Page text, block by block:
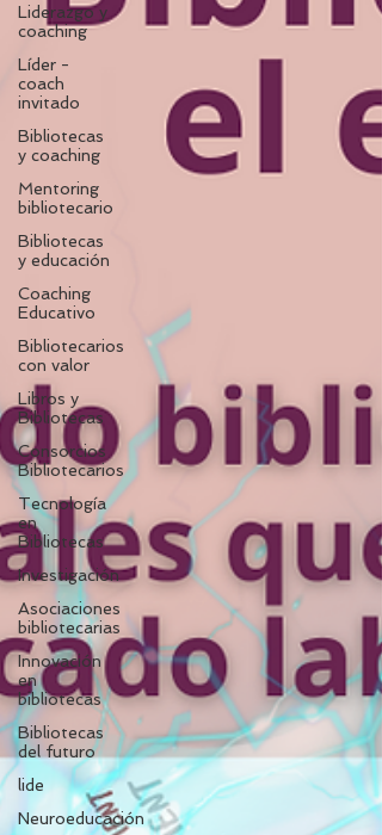
Liderazgo y
coaching
Líder -
coach
invitado
Bibliotecas
y coaching
Mentoring
bibliotecario
Bibliotecas
y educación
Coaching
Educativo
Bibliotecarios
con valor
Libros y
Bibliotecas
Consorcios
Bibliotecarios
Tecnología
en
Bibliotecas
Investigación
Asociaciones
bibliotecarias
Innovación
en
bibliotecas
Bibliotecas
del futuro
lide
Neuroeducación